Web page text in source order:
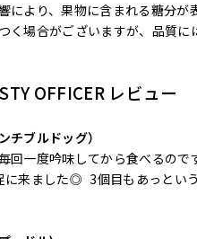
により、果物に含まれる糖分が
く場合がございますが、品質に
OFFICER レビュー
チブルドッグ）
回一度吟味してから食べるの
に来ました◎ 3個目もあっとい